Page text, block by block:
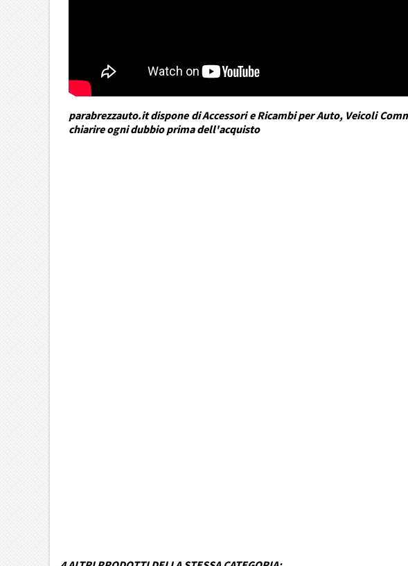
parabrezzauto.it dispone di Accessori e Ricambi per Auto, Veicoli
chiarire ogni dubbio prima dell'acquisto